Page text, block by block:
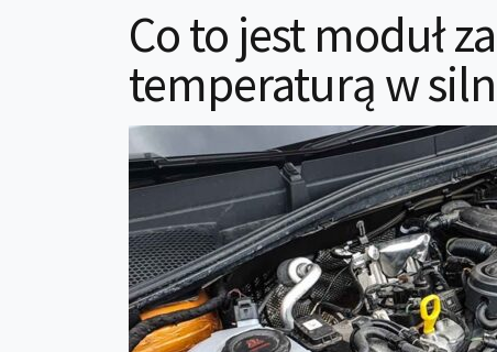
Co to jest moduł
temperaturą w